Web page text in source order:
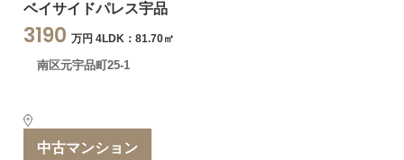
ベイサイドパレス宇品
3190 万円 4LDK：81.70㎡
南区元宇品町25-1
中古マンション